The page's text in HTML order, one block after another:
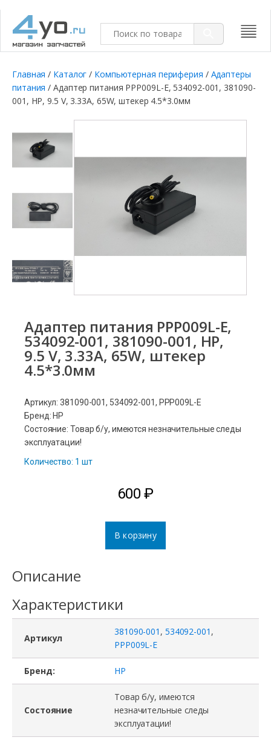
Главная / Каталог / Компьютерная периферия / Адаптеры
питания / Адаптер питания PPP009L-E, 534092-001, 381090-
001, HP, 9.5 V, 3.33A, 65W, штекер 4.5*3.0мм
Адаптер питания PPP009L-E,
534092-001, 381090-001, HP,
9.5 V, 3.33A, 65W, штекер
4.5*3.0мм
Артикул: 381090-001, 534092-001, PPP009L-E
Бренд: HP
Состояние: Товар б/у, имеются незначительные следы
эксплуатации!
Количество: 1 шт
600₽
В корзину
Описание
Характеристики
Артикул
381090-001 , 534092-001 ,
PPP009L-E
Бренд: HP
Состояние
Товар б/у, имеются
незначительные следы
эксплуатации!